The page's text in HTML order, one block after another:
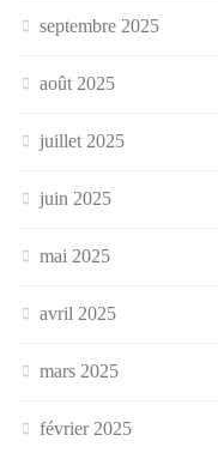
septembre 2025
août 2025
juillet 2025
juin 2025
mai 2025
avril 2025
mars 2025
février 2025